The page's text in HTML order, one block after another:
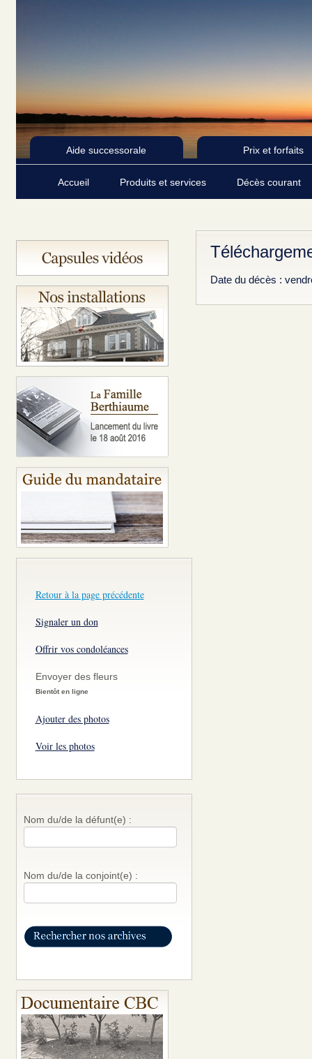
Aide successorale Prix et forfaits
Accueil Produits et services Décès courant
Retour à la page précédente
Signaler un don
Offrir vos condoléances
Envoyer des fleurs
Bientôt en ligne
Ajouter des photos
Voir les photos
Nom du/de la défunt(e) :
Nom du/de la conjoint(e) :
Date du décès :